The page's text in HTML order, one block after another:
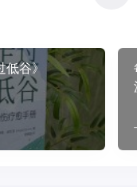
谷》